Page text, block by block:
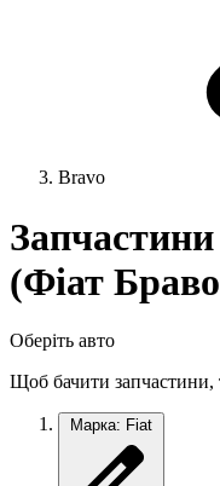
Bravo
(Фіат
Оберіть авто
Щоб бачити запчастини,
Марка: Fiat